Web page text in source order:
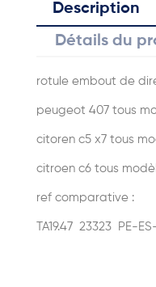
Description
Détails du
rotule embout de
peugeot 407 tous
citoren c5 x7 tous
citroen c6 tous
ref comparative :
TA19.47 23323 PE-